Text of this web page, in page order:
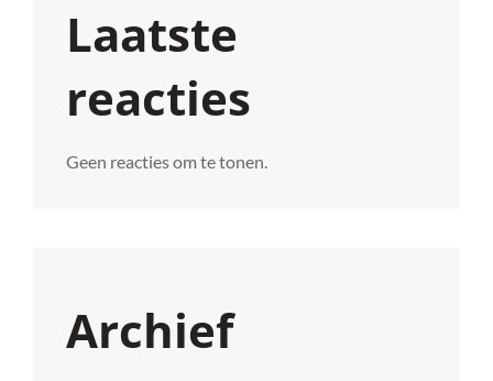
Laatste
reacties
Geen reacties om te tonen.
Archief